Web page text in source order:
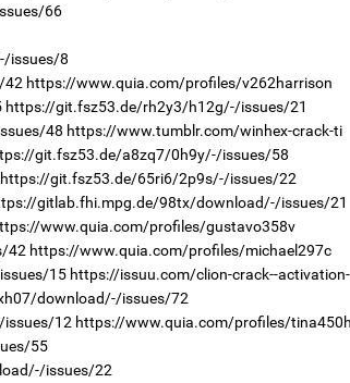
66
issues/8
42 https://www.quia.com/profiles/v262harrison
https://git.fsz53.de/rh2y3/h12g/-/issues/21
48 https://www.tumblr.com/winhex-crack-ti
git.fsz53.de/a8zq7/0h9y/-/issues/58
https://git.fsz53.de/65ri6/2p9s/-/issues/22
gitlab.fhi.mpg.de/98tx/download/-/issues/21
www.quia.com/profiles/gustavo358v
42 https://www.quia.com/profiles/michael297c
15 https://issuu.com/clion-crack--activation-
download/-/issues/72
12 https://www.quia.com/profiles/tina450h
55
issues/22